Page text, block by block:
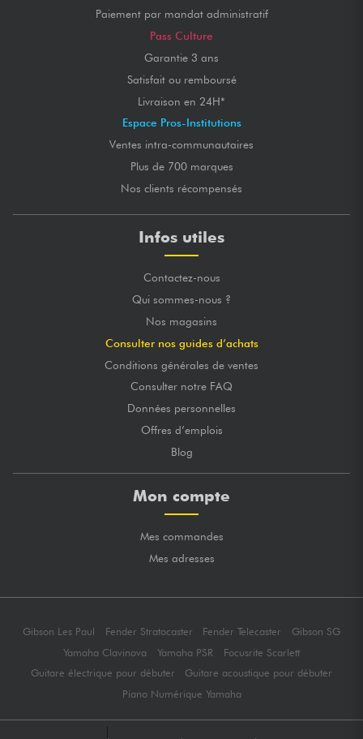
Paiement par mandat administratif
Pass Culture
Garantie 3 ans
Satisfait ou remboursé
Livraison en 24H*
Espace Pros-Institutions
Ventes intra-communautaires
Plus de 700 marques
Nos clients récompensés
Infos utiles
Contactez-nous
Qui sommes-nous ?
Nos magasins
Consulter nos guides d’achats
Conditions générales de ventes
Consulter notre FAQ
Données personnelles
Offres d’emplois
Blog
Mon compte
Mes commandes
Mes adresses
Gibson Les Paul Fender Stratocaster Fender Telecaster
Gibson SG
Yamaha Clavinova
Yamaha PSR
Focusrite Scarlett
Guitare électrique pour débuter
Guitare acoustique pour débuter
Piano Numérique Yamaha